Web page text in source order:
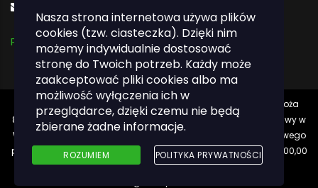
Polityka prywatności
Ekodom.tech Sp. z o.o. z siedzibą w (00-682) Warszawie, ul. Hoża
86/410, zarejestrowana w Sądzie Rejonowym dla m. st. Warszawy w
Warszawie, XII Wydział Gospodarczy Krajowego Rejestru Sądowego
pod nr KRS 0000848420, NIP 7831820784. Kapitał zakładowy 5000,00
PLN.
Nasza strona internetowa używa plików
cookies (tzw. ciasteczka). Dzięki nim
możemy indywidualnie dostosować
stronę do Twoich potrzeb. Każdy może
zaakceptować pliki cookies albo ma
możliwość wyłączenia ich w
przeglądarce, dzięki czemu nie będą
zbierane żadne informacje.
ROZUMIEM POLITYKA PRYWATNOŚCI